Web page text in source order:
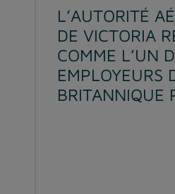
L’AUTORITÉ
DE VICTORIA
COMME L’UN
EMPLOYEURS
BRITANNIQUE